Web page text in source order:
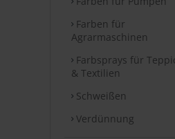
Farben für
Agrarmaschinen
Farbsprays für
& Textilien
Schweißen
Verdünnung